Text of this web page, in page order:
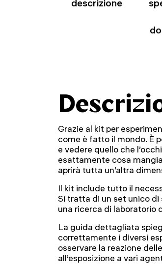
descrizione
Grazie al kit per
come è fatto il mondo. È
e vedere quello che
esattamente cosa
aprirà tutta un’altra
Il kit include tutto il
Si tratta di un set unico
una ricerca di laboratorio
La guida dettagliata
correttamente i diversi
osservare la reazione
all’esposizione a vari